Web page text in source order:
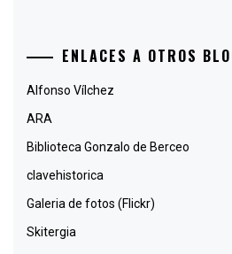
ENLACES A OTROS
Alfonso Vílchez
ARA
Biblioteca Gonzalo de Berceo
clavehistorica
Galeria de fotos (Flickr)
Skitergia